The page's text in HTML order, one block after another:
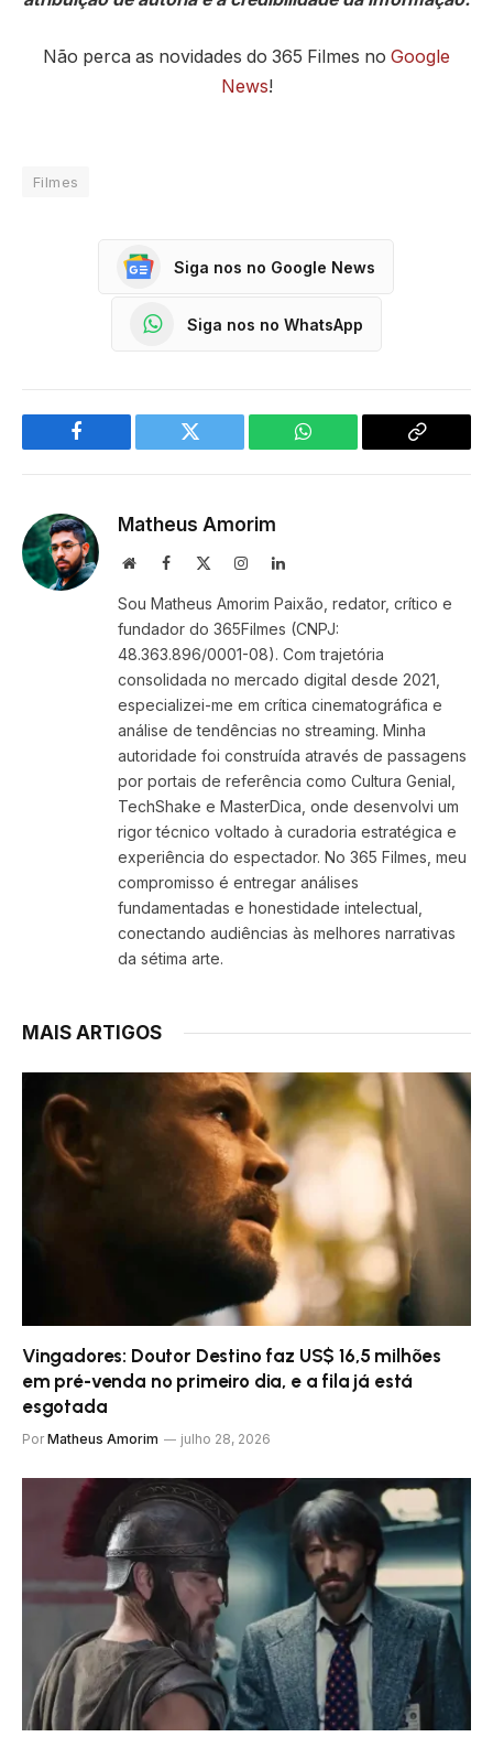
Não perca as novidades do 365 Filmes no Google
News!
Filmes
Siga nos no Google News
Siga nos no WhatsApp
Facebook Twitter WhatsApp
Copy
Matheus Amorim
WebsiteFacebook InstagramLinkedIn
Sou Matheus Amorim Paixão, redator, crítico e
fundador do 365Filmes (CNPJ:
48.363.896/0001-08). Com trajetória
consolidada no mercado digital desde 2021,
especializei-me em crítica cinematográfica e
análise de tendências no streaming. Minha
autoridade foi construída através de passagens
por portais de referência como Cultura Genial,
TechShake e MasterDica, onde desenvolvi um
rigor técnico voltado à curadoria estratégica e
experiência do espectador. No 365 Filmes, meu
compromisso é entregar análises
fundamentadas e honestidade intelectual,
conectando audiências às melhores narrativas
da sétima arte.
MAIS ARTIGOS
Vingadores: Doutor Destino faz US$ 16,5 milhões
em pré-venda no primeiro dia, e a fila já está
esgotada
Por Matheus Amorim julho 28, 2026